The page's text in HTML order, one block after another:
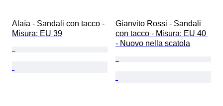
Alaïa - Sandali con tacco -
Misura: EU 39
Gianvito Rossi - Sandali
con tacco - Misura: EU 40
- Nuovo nella scatola